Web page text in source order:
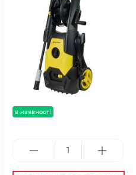
в наявності